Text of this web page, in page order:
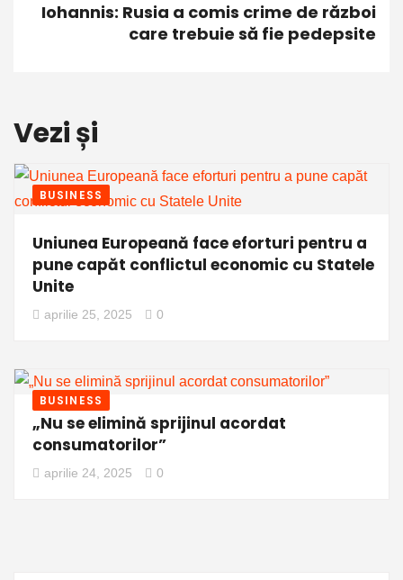
Iohannis: Rusia a comis crime de război
care trebuie să fie pedepsite
Vezi și
BUSINESS
Uniunea Europeană face eforturi pentru a
pune capăt conflictul economic cu Statele
Unite
aprilie 25, 2025 0
BUSINESS
„Nu se elimină sprijinul acordat
consumatorilor”
aprilie 24, 2025 0